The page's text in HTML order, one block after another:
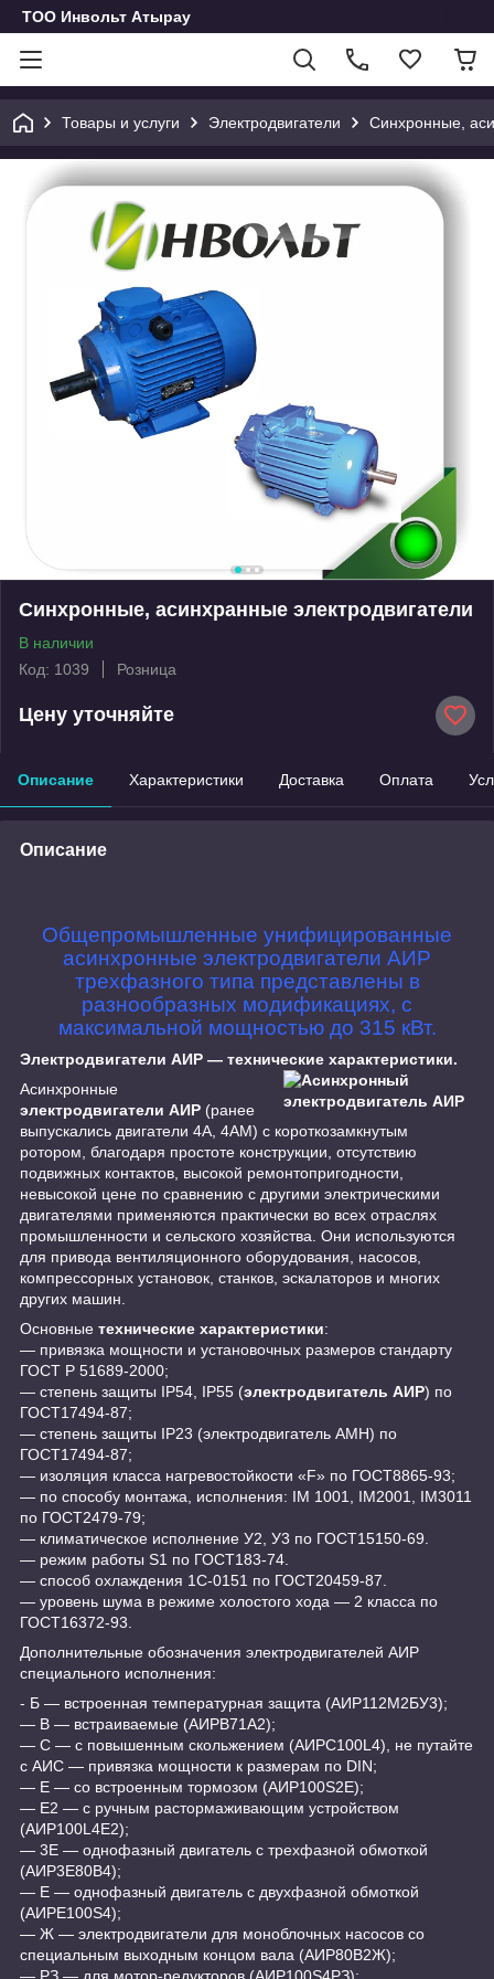
ТОО Инвольт Атырау
Товары и услуги Электродвигатели Синхронные,
Синхронные, асинхранные электродвигатели
В наличии
Код: 1039
Розница
Цену уточняйте
Описание Характеристики Доставка Оплата
Описание
Общепромышленные унифицированные
асинхронные электродвигатели АИР
трехфазного типа представлены в
разнообразных модификациях, с
максимальной мощностью до 315 кВт.
Электродвигатели АИР ― технические характеристики.
Асинхронные
электродвигатели АИР (ранее
выпускались двигатели 4А, 4АМ) с короткозамкнутым
ротором, благодаря простоте конструкции, отсутствию
подвижных контактов, высокой ремонтопригодности,
невысокой цене по сравнению с другими электрическими
двигателями применяются практически во всех отраслях
промышленности и сельского хозяйства. Они используются
для привода вентиляционного оборудования, насосов,
компрессорных установок, станков, эскалаторов и многих
других машин.
Основные технические характеристики:
― привязка мощности и установочных размеров стандарту
ГОСТ Р 51689-2000;
― степень защиты IP54, IP55 (электродвигатель АИР) по
ГОСТ17494-87;
― степень защиты IP23 (электродвигатель АМН) по
ГОСТ17494-87;
― изоляция класса нагревостойкости «F» по ГОСТ8865-93;
― по способу монтажа, исполнения: IM 1001, IM2001, IM3011
по ГОСТ2479-79;
― климатическое исполнение У2, У3 по ГОСТ15150-69.
― режим работы S1 по ГОСТ183-74.
― способ охлаждения 1С-0151 по ГОСТ20459-87.
― уровень шума в режиме холостого хода ― 2 класса по
ГОСТ16372-93.
Дополнительные обозначения электродвигателей АИР
специального исполнения:
- Б ― встроенная температурная защита (АИР112М2БУ3);
― В ― встраиваемые (АИРВ71А2);
― С ― с повышенным скольжением (АИРС100L4), не путайте
с АИС ― привязка мощности к размерам по DIN;
― Е ― со встроенным тормозом (АИР100S2Е);
― Е2 ― с ручным растормаживающим устройством
(АИР100L4Е2);
― 3Е ― однофазный двигатель с трехфазной обмоткой
(АИР3Е80В4);
― Е ― однофазный двигатель с двухфазной обмоткой
(АИРЕ100S4);
― Ж ― электродвигатели для моноблочных насосов со
специальным выходным концом вала (АИР80В2Ж);